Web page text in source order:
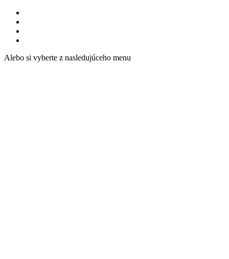
Alebo si vyberte z nasledujúceho menu